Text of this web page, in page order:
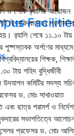
ও শোক র‌্যালির আয়োজন
বিশ্ববিদ্যালয়ের
র‌্যালি শেষে ১১.১০ টায়
পুষ্পস্তবক অর্পণের মাধ্যমে
শিক্ষক,
টায় শহিদ বুদ্ধিজীবী
কমিটির সদস্য
ড. মোঃ সাখাওয়াত
ছাত্র পরামর্শ ও
সভাপতিত্বে
প্রফেসর ড. মোঃ